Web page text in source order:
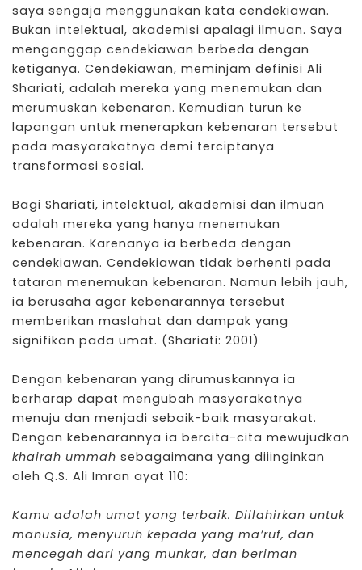
saya sengaja menggunakan kata cendekiawan.
Bukan intelektual, akademisi apalagi ilmuan. Saya
menganggap cendekiawan berbeda dengan
ketiganya. Cendekiawan, meminjam definisi Ali
Shariati, adalah mereka yang menemukan dan
merumuskan kebenaran. Kemudian turun ke
lapangan untuk menerapkan kebenaran tersebut
pada masyarakatnya demi terciptanya
transformasi sosial.
Bagi Shariati, intelektual, akademisi dan ilmuan
adalah mereka yang hanya menemukan
kebenaran. Karenanya ia berbeda dengan
cendekiawan. Cendekiawan tidak berhenti pada
tataran menemukan kebenaran. Namun lebih jauh,
ia berusaha agar kebenarannya tersebut
memberikan maslahat dan dampak yang
signifikan pada umat. (Shariati: 2001)
Dengan kebenaran yang dirumuskannya ia
berharap dapat mengubah masyarakatnya
menuju dan menjadi sebaik-baik masyarakat.
Dengan kebenarannya ia bercita-cita mewujudkan
khairah ummah sebagaimana yang diiinginkan
oleh Q.S. Ali Imran ayat 110:
Kamu adalah umat yang terbaik. Diilahirkan untuk
manusia, menyuruh kepada yang ma’ruf, dan
mencegah dari yang munkar, dan beriman